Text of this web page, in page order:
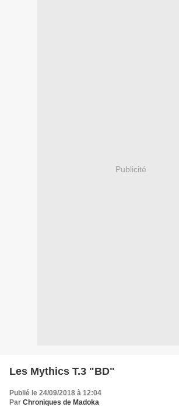
Publicité
Les Mythics T.3 "BD"
Publié le 24/09/2018 à 12:04
Par Chroniques de Madoka